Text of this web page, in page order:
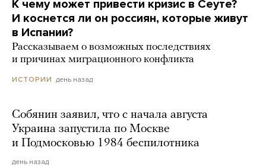
К чему может привести кризис в Сеуте?
И коснется ли он россиян, которые живут
в Испании?
Рассказываем о возможных последствиях
и причинах миграционного конфликта
ИСТОРИИ день назад
Собянин заявил, что с начала августа
Украина запустила по Москве
и Подмосковью 1984 беспилотника
день назад